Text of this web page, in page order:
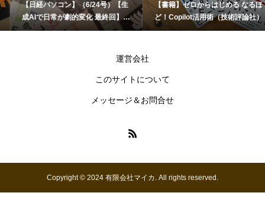
【日経パソコン】（6/24号）【生
成AIで日常が劇的変化 最終回】 A
I時代のアプリケーション／サービ
【書籍】ゼロからはじめる なるほ
ど！Copilot活用術（技術評論社）
運営会社
このサイトについて
メッセージ＆お問合せ
Copyright © 2024 有限会社マイカ. All rights reserved.